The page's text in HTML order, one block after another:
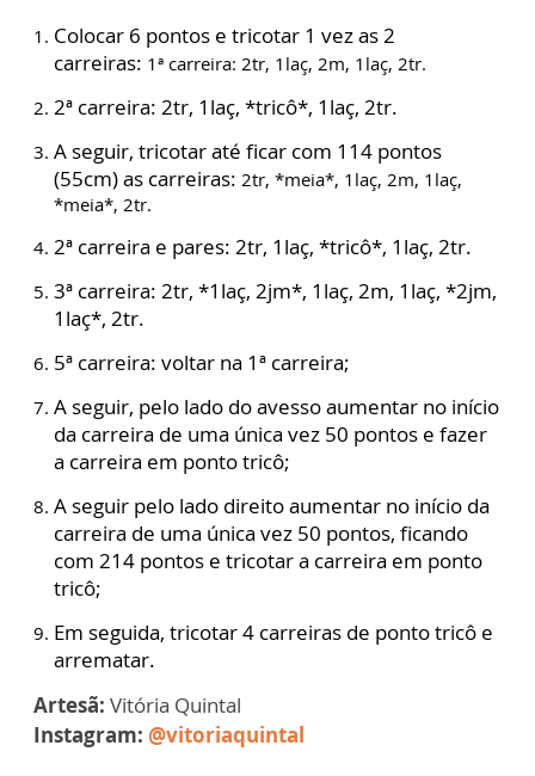
Colocar 6 pontos e tricotar 1 vez as 2
carreiras: 1ª carreira: 2tr, 1laç, 2m, 1laç, 2tr.
2ª carreira: 2tr, 1laç, *tricô*, 1laç, 2tr.
A seguir, tricotar até ficar com 114 pontos
(55cm) as carreiras: 2tr, *meia*, 1laç, 2m, 1laç,
*meia*, 2tr.
2ª carreira e pares: 2tr, 1laç, *tricô*, 1laç, 2tr.
3ª carreira: 2tr, *1laç, 2jm*, 1laç, 2m, 1laç, *2jm,
1laç*, 2tr.
5ª carreira: voltar na 1ª carreira;
A seguir, pelo lado do avesso aumentar no início
da carreira de uma única vez 50 pontos e fazer
a carreira em ponto tricô;
A seguir pelo lado direito aumentar no início da
carreira de uma única vez 50 pontos, ficando
com 214 pontos e tricotar a carreira em ponto
tricô;
Em seguida, tricotar 4 carreiras de ponto tricô e
arrematar.
Artesã: Vitória Quintal
Instagram: @vitoriaquintal